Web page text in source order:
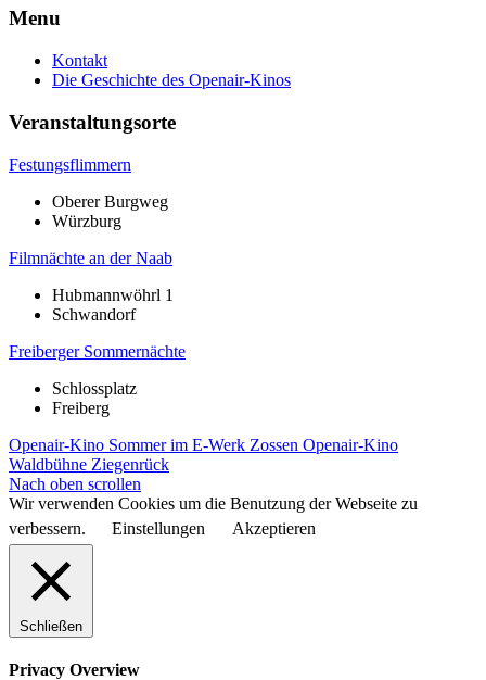
Menu
Kontakt
Die Geschichte des Openair-Kinos
Veranstaltungsorte
Festungsflimmern
Oberer Burgweg
Würzburg
Filmnächte an der Naab
Hubmannwöhrl 1
Schwandorf
Freiberger Sommernächte
Schlossplatz
Freiberg
Openair-Kino Sommer im E-Werk Zossen Openair-Kino
Waldbühne Ziegenrück
Nach oben scrollen
Wir verwenden Cookies um die Benutzung der Webseite zu
verbessern.
Einstellungen Akzeptieren
Schließen
Privacy Overview